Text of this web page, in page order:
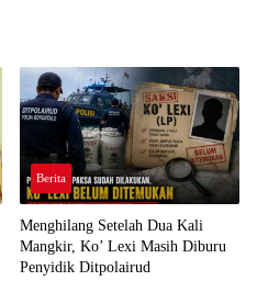
Berita
Menghilang Setelah Dua Kali
Mangkir, Ko’ Lexi Masih Diburu
Penyidik Ditpolairud